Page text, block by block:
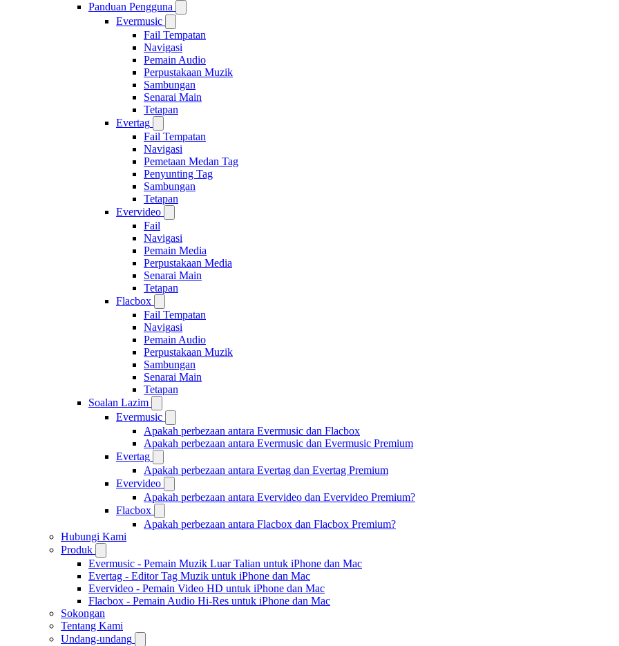
Panduan Pengguna
Evermusic
Fail Tempatan
Navigasi
Pemain Audio
Perpustakaan Muzik
Sambungan
Senarai Main
Tetapan
Evertag
Fail Tempatan
Navigasi
Pemetaan Medan Tag
Penyunting Tag
Sambungan
Tetapan
Evervideo
Fail
Navigasi
Pemain Media
Perpustakaan Media
Senarai Main
Tetapan
Flacbox
Fail Tempatan
Navigasi
Pemain Audio
Perpustakaan Muzik
Sambungan
Senarai Main
Tetapan
Soalan Lazim
Evermusic
Apakah perbezaan antara Evermusic dan Flacbox
Apakah perbezaan antara Evermusic dan Evermusic Premium
Evertag
Apakah perbezaan antara Evertag dan Evertag Premium
Evervideo
Apakah perbezaan antara Evervideo dan Evervideo Premium?
Flacbox
Apakah perbezaan antara Flacbox dan Flacbox Premium?
Hubungi Kami
Produk
Evermusic - Pemain Muzik Luar Talian untuk iPhone dan Mac
Evertag - Editor Tag Muzik untuk iPhone dan Mac
Evervideo - Pemain Video HD untuk iPhone dan Mac
Flacbox - Pemain Audio Hi-Res untuk iPhone dan Mac
Sokongan
Tentang Kami
Undang-undang